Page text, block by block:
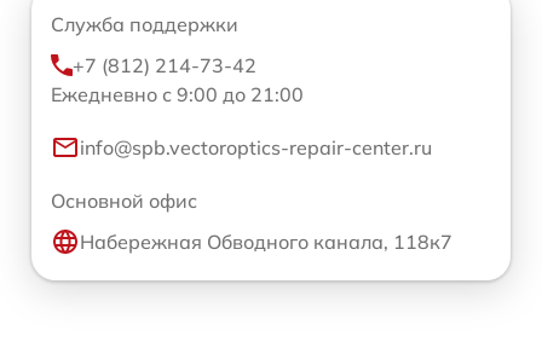
Служба поддержки
+7 (812) 214-73-42
Ежедневно с 9:00 до 21:00
info@spb.vectoroptics-repair-center.ru
Основной офис
Набережная Обводного канала, 118к7